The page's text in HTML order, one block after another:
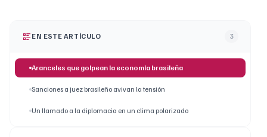
EN ESTE ARTÍCULO 3
Aranceles que golpean la economía brasileña
Sanciones a juez brasileño avivan la tensión
Un llamado a la diplomacia en un clima polarizado